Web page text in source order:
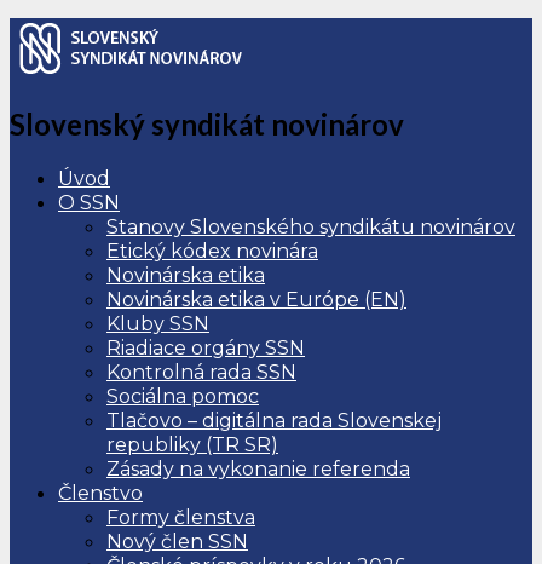
Slovenský syndikát novinárov
Úvod
O SSN
Stanovy Slovenského syndikátu novinárov
Etický kódex novinára
Novinárska etika
Novinárska etika v Európe (EN)
Kluby SSN
Riadiace orgány SSN
Kontrolná rada SSN
Sociálna pomoc
Tlačovo – digitálna rada Slovenskej
republiky (TR SR)
Zásady na vykonanie referenda
Členstvo
Formy členstva
Nový člen SSN